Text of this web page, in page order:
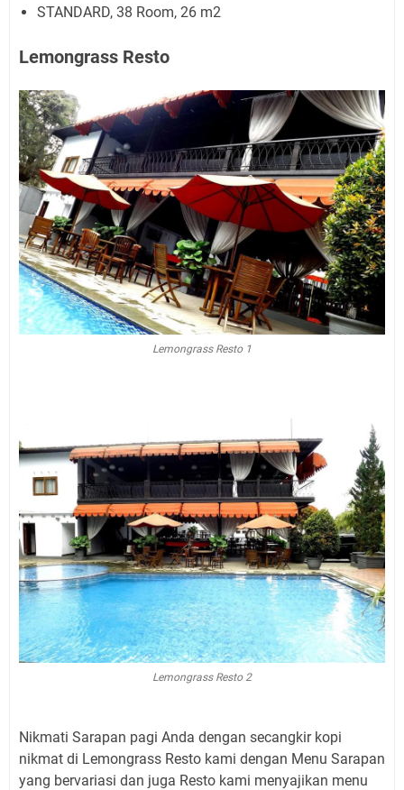
STANDARD, 38 Room, 26 m2
Lemongrass Resto
Lemongrass Resto 1
Lemongrass Resto 2
Nikmati Sarapan pagi Anda dengan secangkir kopi
nikmat di Lemongrass Resto kami dengan Menu Sarapan
yang bervariasi dan juga Resto kami menyajikan menu